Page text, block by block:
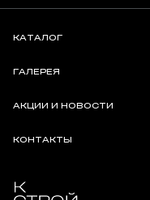
КАТАЛОГ
ГАЛЕРЕЯ
АКЦИИ И НОВОСТИ
КОНТАКТЫ